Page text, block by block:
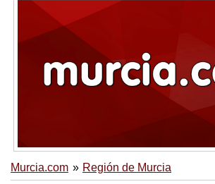
Murcia.com Región de Murcia